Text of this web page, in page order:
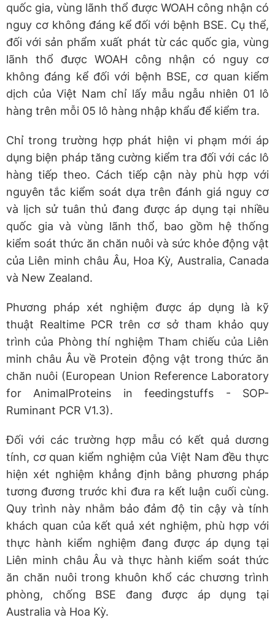
quốc gia, vùng lãnh thổ được WOAH công nhận có
nguy cơ không đáng kể đối với bệnh BSE. Cụ thể,
đối với sản phẩm xuất phát từ các quốc gia, vùng
lãnh thổ được WOAH công nhận có nguy cơ
không đáng kể đối với bệnh BSE, cơ quan kiểm
dịch của Việt Nam chỉ lấy mẫu ngẫu nhiên 01 lô
hàng trên mỗi 05 lô hàng nhập khẩu để kiểm tra.
Chỉ trong trường hợp phát hiện vi phạm mới áp
dụng biện pháp tăng cường kiểm tra đối với các lô
hàng tiếp theo. Cách tiếp cận này phù hợp với
nguyên tắc kiểm soát dựa trên đánh giá nguy cơ
và lịch sử tuân thủ đang được áp dụng tại nhiều
quốc gia và vùng lãnh thổ, bao gồm hệ thống
kiểm soát thức ăn chăn nuôi và sức khỏe động vật
của Liên minh châu Âu, Hoa Kỳ, Australia, Canada
và New Zealand.
Phương pháp xét nghiệm được áp dụng là kỹ
thuật Realtime PCR trên cơ sở tham khảo quy
trình của Phòng thí nghiệm Tham chiếu của Liên
minh châu Âu về Protein động vật trong thức ăn
chăn nuôi (European Union Reference Laboratory
for AnimalProteins in feedingstuffs - SOP-
Ruminant PCR V1.3).
Đối với các trường hợp mẫu có kết quả dương
tính, cơ quan kiểm nghiệm của Việt Nam đều thực
hiện xét nghiệm khẳng định bằng phương pháp
tương đương trước khi đưa ra kết luận cuối cùng.
Quy trình này nhằm bảo đảm độ tin cậy và tính
khách quan của kết quả xét nghiệm, phù hợp với
thực hành kiểm nghiệm đang được áp dụng tại
Liên minh châu Âu và thực hành kiểm soát thức
ăn chăn nuôi trong khuôn khổ các chương trình
phòng, chống BSE đang được áp dụng tại
Australia và Hoa Kỳ.